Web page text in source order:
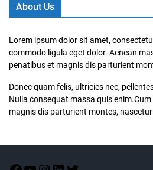
About Us
Lorem ipsum dolor sit amet,
commodo ligula eget dolor. Aenean
penatibus et magnis dis parturient
Donec quam felis, ultricies nec,
Nulla consequat massa quis
magnis dis parturient montes,